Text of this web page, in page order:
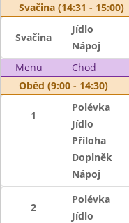
Svačina (14:31 - 15:00)
Svačina
Jídlo
Nápoj
Menu
Chod
Oběd (9:00 - 14:30)
1
Polévka
Jídlo
Příloha
Doplněk
Nápoj
2
Polévka
Jídlo